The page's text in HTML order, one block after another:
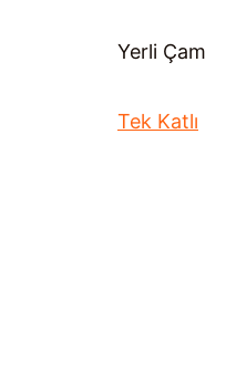
Yerli Çam
Tek Katlı